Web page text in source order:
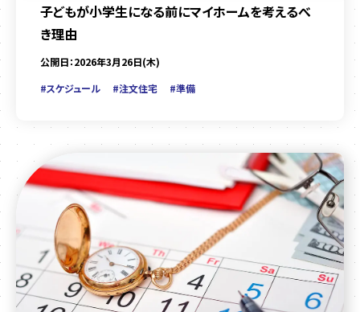
子どもが小学生になる前にマイホームを考えるべ
き理由
公開日：2026年3月26日(木)
#スケジュール
#注文住宅 #準備